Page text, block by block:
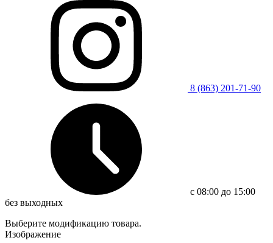
8 (863) 201-71-90
c 08:00 до 15:00
без выходных
Выберите модификацию товара.
Изображение